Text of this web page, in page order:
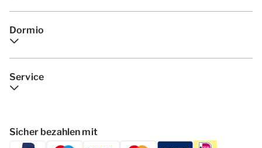
Dormio
Service
Sicher bezahlen mit